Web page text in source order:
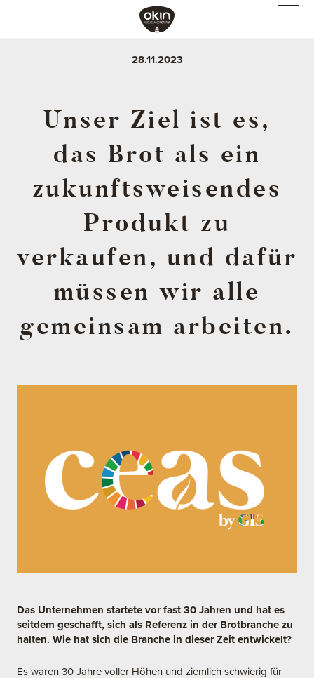
28.11.2023
Unser Ziel ist es,
das Brot als ein
zukunftsweisendes
Produkt zu
verkaufen, und dafür
müssen wir alle
gemeinsam arbeiten.
Das Unternehmen startete vor fast 30 Jahren und hat es
seitdem geschafft, sich als Referenz in der Brotbranche zu
halten. Wie hat sich die Branche in dieser Zeit entwickelt?
Es waren 30 Jahre voller Höhen und ziemlich schwierig für